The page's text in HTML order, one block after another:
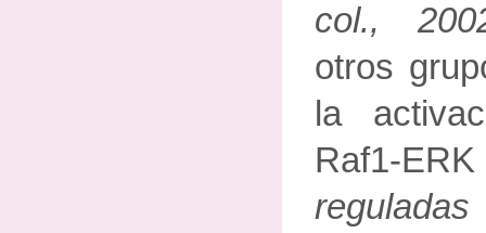
col.,
otros
la